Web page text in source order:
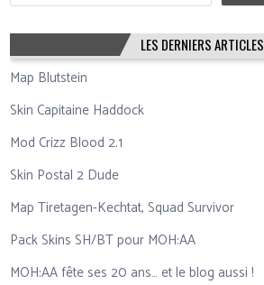
LES DERNIERS ARTICLES
Map Blutstein
Skin Capitaine Haddock
Mod Crizz Blood 2.1
Skin Postal 2 Dude
Map Tiretagen-Kechtat, Squad Survivor
Pack Skins SH/BT pour MOH:AA
MOH:AA fête ses 20 ans… et le blog aussi !